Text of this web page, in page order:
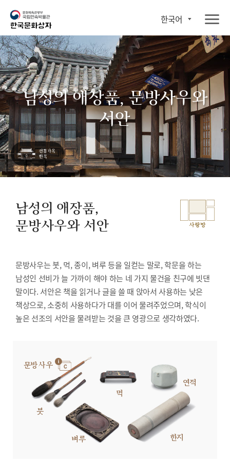
한국어
남성의 애장품, 문방사우와
서안
남성의 애장품,
문방사우와 서안
사랑방
문방사우는 붓, 먹, 종이, 벼루 등을 일컫는 말로, 학문을 하는
남성인 선비가 늘 가까이 해야 하는 네 가지 물건을 친구에 빗댄
말이다. 서안은 책을 읽거나 글을 쓸 때 앉아서 사용하는 낮은
책상으로, 소중히 사용하다가 대를 이어 물려주었으며, 학식이
높은 선조의 서안을 물려받는 것을 큰 영광으로 생각하였다.
문방사우
붓
먹
연적
벼루 한지